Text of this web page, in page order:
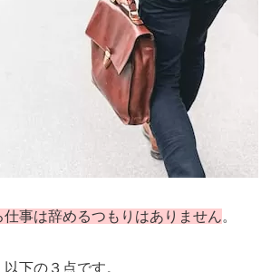
仕事は辞めるつもりはありません。
下の３点です。